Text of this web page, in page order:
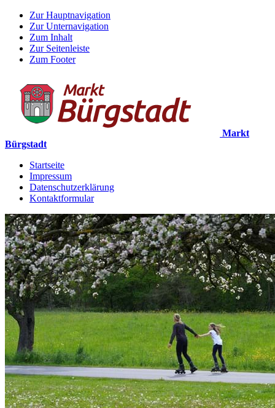
Zur Hauptnavigation
Zur Unternavigation
Zum Inhalt
Zur Seitenleiste
Zum Footer
Markt
Bürgstadt
Startseite
Impressum
Datenschutzerklärung
Kontaktformular